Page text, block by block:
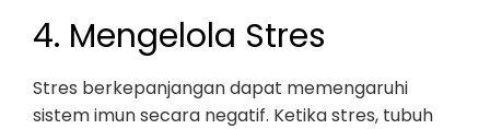
4. Mengelola Stres
Stres berkepanjangan dapat memengaruhi
sistem imun secara negatif. Ketika stres, tubuh